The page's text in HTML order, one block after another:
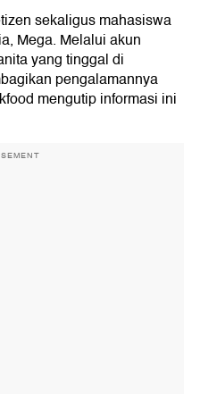
sekaligus mahasiswa
Mega. Melalui akun
yang tinggal di
pengalamannya
mengutip informasi ini